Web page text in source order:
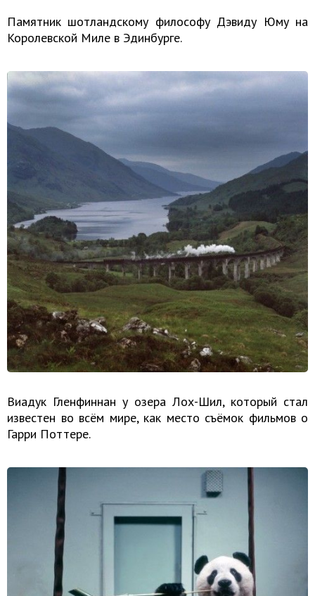
Памятник шотландскому философу Дэвиду Юму на
Королевской Миле в Эдинбурге.
Виадук Гленфиннан у озера Лох-Шил, который стал
известен во всём мире, как место съёмок фильмов о
Гарри Поттере.